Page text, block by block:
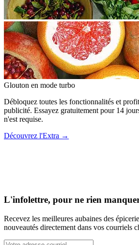
Glouton en mode turbo
Débloquez toutes les fonctionnalités et
publicité. Essayez gratuitement pour 14
n'est requise.
Découvrez l'Extra →
L'infolettre, pour ne rien
Recevez les meilleures aubaines des
nouveautés directement dans vos courriels